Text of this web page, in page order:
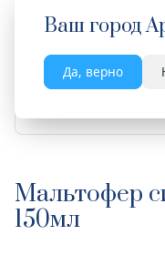
Ваш город
Да, верно
Весь сайт
Мальтофер
150мл